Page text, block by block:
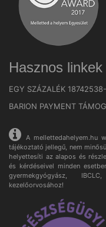
Hasznos linkek
EGY SZÁZALÉK
BARION PAYMENT
A mellettedahelyem.hu
tájékoztató jellegű, nem
helyettesíti az alapos és
és kérdéseivel minden
gyermekgyógyász,
kezelőorvosához!